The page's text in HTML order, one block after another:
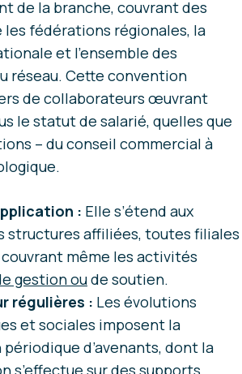
de la branche, couvrant des
fédérations régionales, la
et l’ensemble des
réseau. Cette convention
de collaborateurs œuvrant
le statut de salarié, quelles que
– du conseil commercial à
: Elle s’étend aux
structures affiliées, toutes filiales
même les activités
gestion oude soutien.
régulières : Les évolutions
et sociales imposent la
d’avenants, dont la
s’effectue sur des supports